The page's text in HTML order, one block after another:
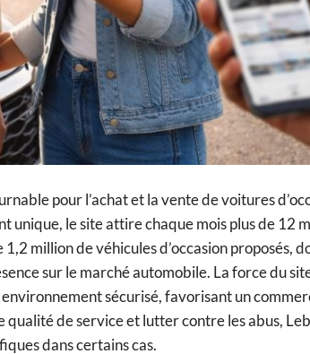
pour l’achat et la vente de voitures
unique, le site attire chaque mois plus de 12
million de véhicules d’occasion proposés,
sur le marché automobile. La force du
sécurisé, favorisant un
de service et lutter contre les abus,
dans certains cas.